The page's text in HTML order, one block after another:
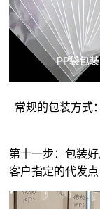
常规的包装方式
第十一步：包装
客户指定的代发